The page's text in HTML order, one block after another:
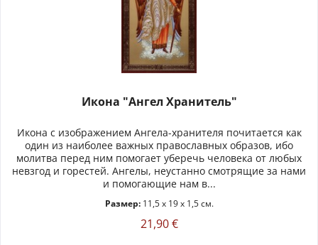
Икона "Ангел Хранитель"
Икона с изображением Ангела-хранителя почитается как
один из наиболее важных православных образов, ибо
молитва перед ним помогает уберечь человека от любых
невзгод и горестей. Ангелы, неустанно смотрящие за нами
и помогающие нам в...
Размер:11,5 x 19 x 1,5 см.
21,90 €